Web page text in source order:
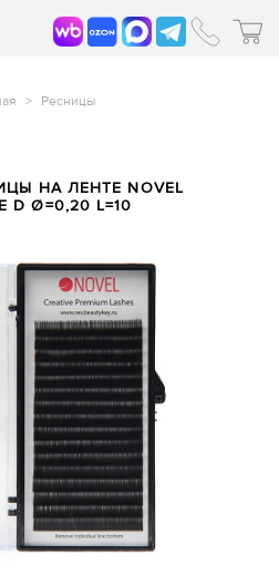
> Ресницы
НА ЛЕНТЕ NOVEL
D Ø=0,20 L=10